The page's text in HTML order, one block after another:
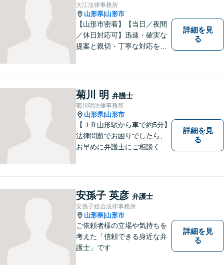
大江法律事務所
山形県| 山形市
【山形市密着】【当日／夜間
／休日対応可】迅速・確実な
提案と親切・丁寧な対応をい
談下さい。【法テラス利用
可】不安や問題について法的
リスクを説明し、見通しを立
て、より良い解決に導くお手
伝いをいたします。
詳細を見
る
菊川 明 弁護士
菊川明法律事務所
山形県| 山形市
【ＪＲ山形駅から車で約5分】
法律問題でお困りでしたら、
お早めに弁護士にご相談くだ
寧にお伺いいたします。
詳細を見
る
安孫子 英彦 弁護士
安孫子総合法律事務所
山形県| 山形市
ご依頼者様の立場や気持ちを
考えた「信頼できる身近な弁
護士」です
詳細を見
る